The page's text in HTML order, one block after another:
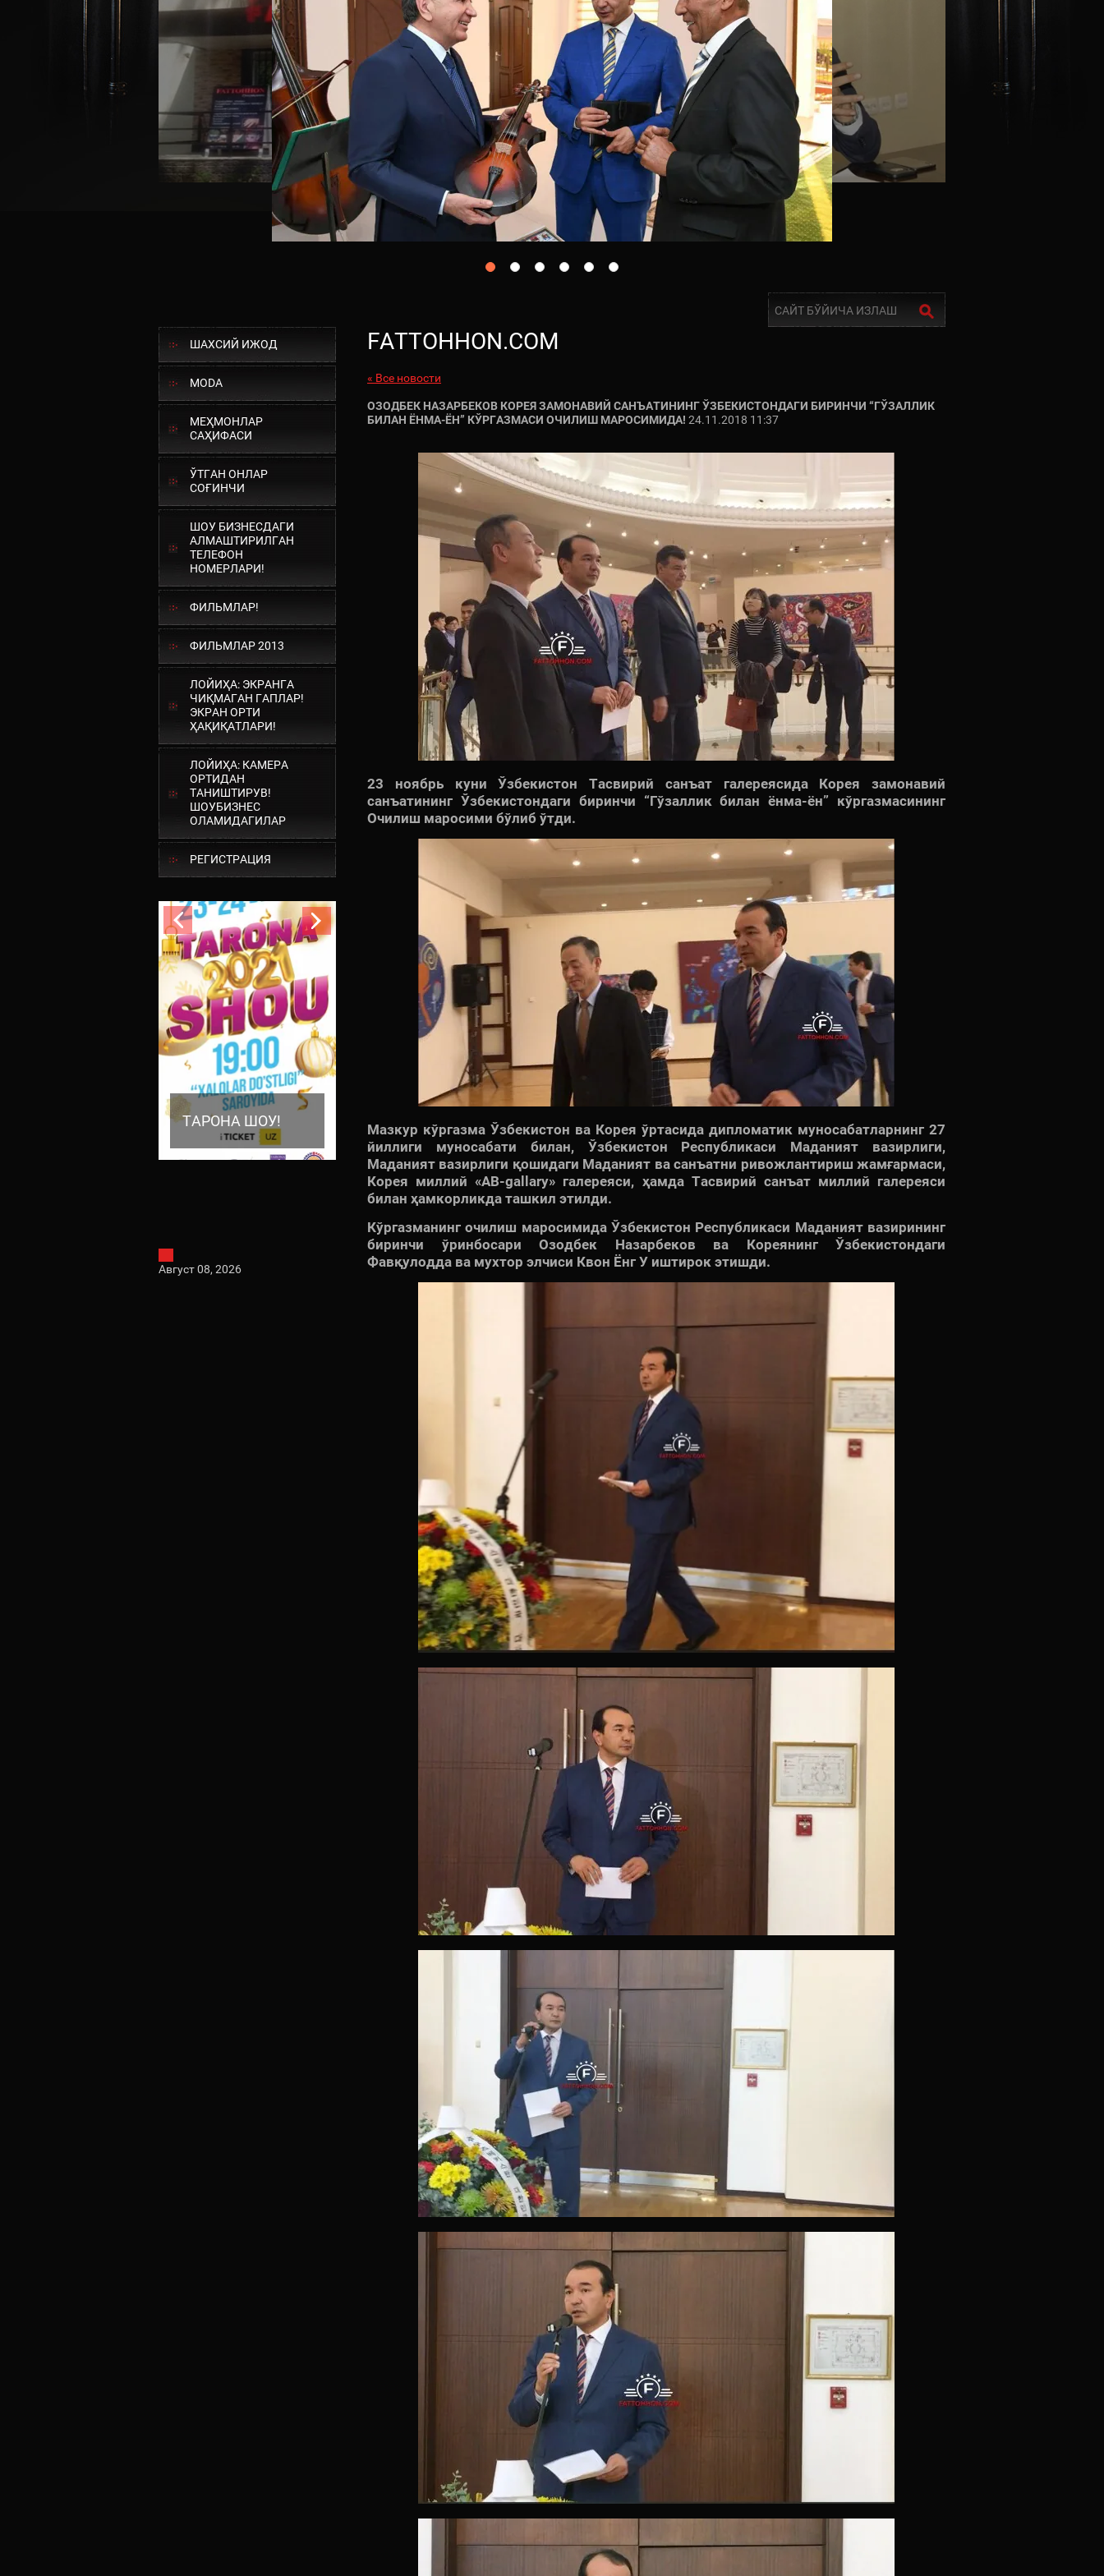
ШАХСИЙ ИЖОД
MODA
МЕҲМОНЛАР
САҲИФАСИ
ЎТГАН ОНЛАР
СОҒИНЧИ
ШОУ БИЗНЕСДАГИ
АЛМАШТИРИЛГАН
ТЕЛЕФОН
НОМЕРЛАРИ!
ФИЛЬМЛАР!
ФИЛЬМЛАР 2013
ЛОЙИҲА: ЭКРАНГА
ЧИҚМАГАН ГАПЛАР!
ЭКРАН ОРТИ
ҲАҚИҚАТЛАРИ!
ЛОЙИҲА: КАМЕРА
ОРТИДАН
ТАНИШТИРУВ!
ШОУБИЗНЕС
ОЛАМИДАГИЛАР
РЕГИСТРАЦИЯ
ТАРОНА ШОУ! ТАРОНА ШОУ! ТАРОНА ШОУ!
Август 08, 2026
FATTOHHON.COM
« Все новости
ОЗОДБЕК НАЗАРБЕКОВ КОРЕЯ ЗАМОНАВИЙ САНЪАТИНИНГ ЎЗБЕКИСТОНДАГИ БИРИНЧИ “ГЎЗАЛЛИК
БИЛАН ЁНМА-ЁН” КЎРГАЗМАСИ ОЧИЛИШ МАРОСИМИДА! 24.11.2018 11:37
23 ноябрь куни Ўзбекистон Тасвирий санъат галереясида Корея замонавий
санъатининг Ўзбекистондаги биринчи “Гўзаллик билан ёнма-ён” кўргазмасининг
Очилиш маросими бўлиб ўтди.
Мазкур кўргазма Ўзбекистон ва Корея ўртасида дипломатик муносабатларнинг 27
йиллиги муносабати билан, Ўзбекистон Республикаси Маданият вазирлиги,
Маданият вазирлиги қошидаги Маданият ва санъатни ривожлантириш жамғармаси,
Корея миллий «AB-gallary» галереяси, ҳамда Тасвирий санъат миллий галереяси
билан ҳамкорликда ташкил этилди.
Кўргазманинг очилиш маросимида Ўзбекистон Республикаси Маданият вазирининг
биринчи ўринбосари Озодбек Назарбеков ва Кореянинг Ўзбекистондаги
Фавқулодда ва мухтор элчиси Квон Ёнг У иштирок этишди.